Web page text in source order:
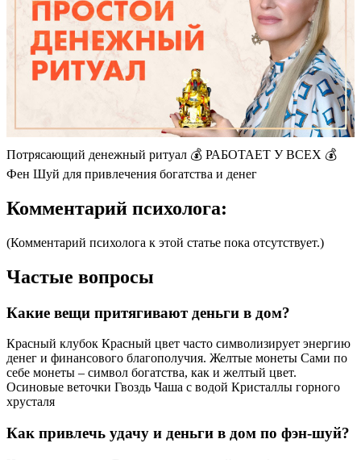
Потрясающий денежный ритуал 💰 РАБОТАЕТ У ВСЕХ 💰
Фен Шуй для привлечения богатства и денег
Комментарий психолога:
(Комментарий психолога к этой статье пока отсутствует.)
Частые вопросы
Какие вещи притягивают деньги в дом?
Красный клубок Красный цвет часто символизирует энергию
денег и финансового благополучия. Желтые монеты Сами по
себе монеты – символ богатства, как и желтый цвет.
Осиновые веточки Гвоздь Чаша с водой Кристаллы горного
хрусталя
Как привлечь удачу и деньги в дом по фэн-шуй?